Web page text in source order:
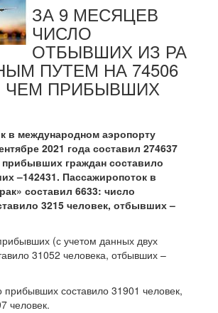
ЗА 9 МЕСЯЦЕВ
ЧИСЛО
ОТБЫВШИХ ИЗ РА
ПУТЕМ НА 74506
ЧЕМ ПРИБЫВШИХ
в международном аэропорту
2021 года составил 274637
граждан составило
–142431. Пассажиропоток в
составил 6633: число
3215 человек, отбывших –
(с учетом данных двух
31052 человека, отбывших –
составило 31901 человек,
человек.